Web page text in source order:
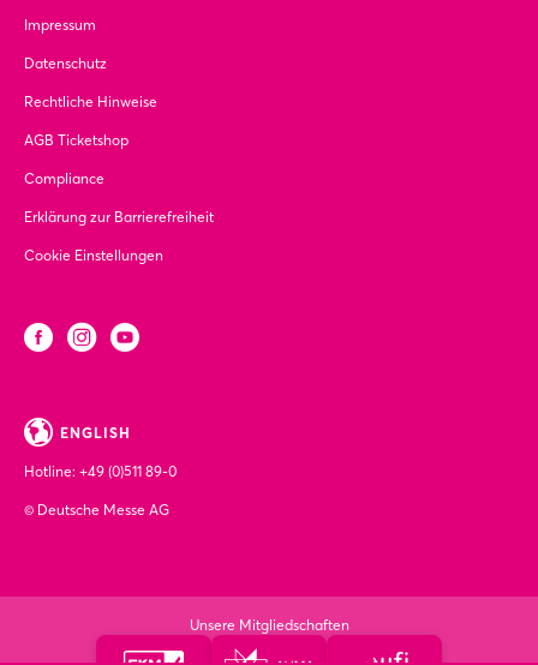
Impressum
Datenschutz
Rechtliche Hinweise
AGB Ticketshop
Compliance
Erklärung zur Barrierefreiheit
Cookie Einstellungen
ENGLISH
Hotline: +49 (0)511 89-0
© Deutsche Messe AG
Unsere Mitgliedschaften